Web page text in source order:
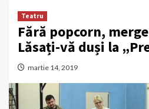
Teatru
Fără popcorn,
Lăsați-vă duși la
martie 14, 2019